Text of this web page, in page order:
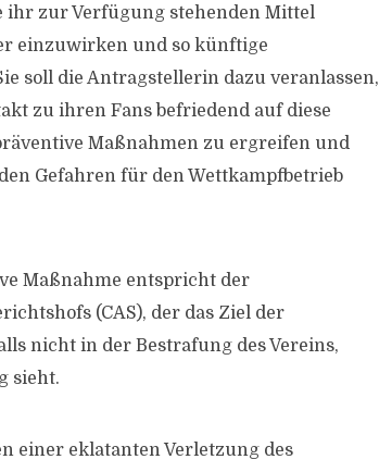
zur Verfügung stehenden Mittel
einzuwirken und so künftige
soll die Antragstellerin dazu veranlassen,
zu ihren Fans befriedend auf diese
Maßnahmen zu ergreifen und
Gefahren für den Wettkampfbetrieb
Maßnahme entspricht der
(CAS), der das Ziel der
nicht in der Bestrafung des Vereins,
sieht.
einer eklatanten Verletzung des